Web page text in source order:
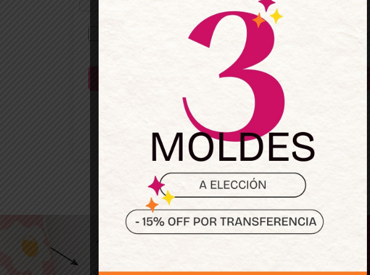
Mantenerme conectado ¿Olvidaste la
Acceder
¿No tienes una cuenta? Regístrate ahora